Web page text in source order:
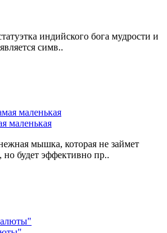
индийского бога мудрости и
симв..
маленькая
мышка, которая не займет
но будет эффективно пр..